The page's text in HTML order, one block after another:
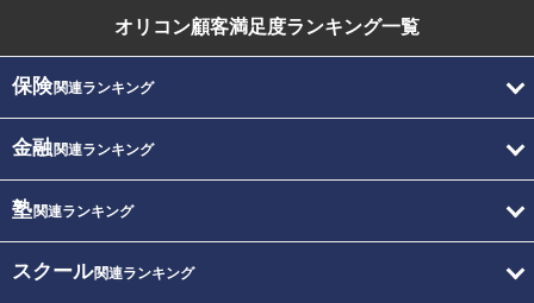
オリコン顧客満足度ランキング一覧
保険関連ランキング
金融関連ランキング
塾関連ランキング
スクール関連ランキング